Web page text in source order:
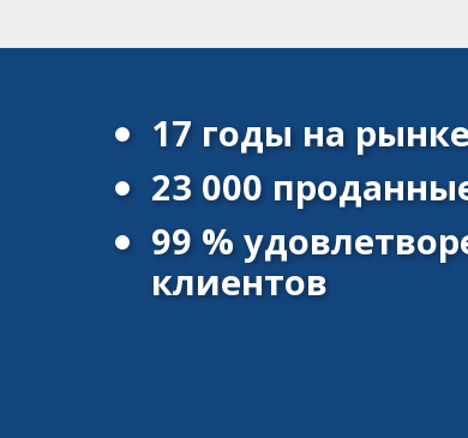
17 годы на
23 000
99 %
клиентов